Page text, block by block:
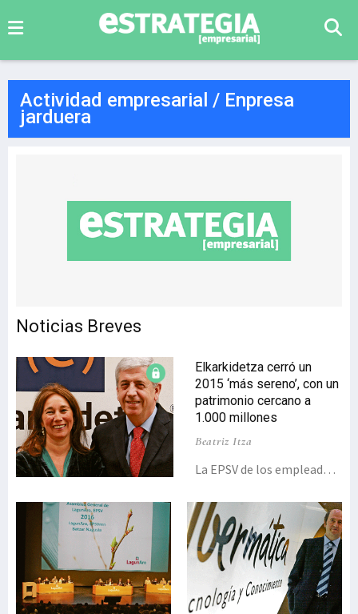
Actividad empresarial / Enpresa
jarduera
Noticias Breves
Elkarkidetza cerró un
2015 ‘más sereno’, con un
patrimonio cercano a
1.000 millones
Beatriz Itza
La EPSV de los empleados
cerró el ejercicio 2015 con
un patrimonio de 997
millones de euros y abonó
27 millones en
prestaciones a un total de
5.296 pensionistas, el
18,4% del colectivo total,